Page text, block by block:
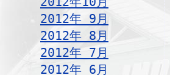
2012年 9月
2012年 8月
2012年 7月
2012年 6月